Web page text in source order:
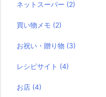
ネットスーパー (2)
買い物メモ (2)
お祝い・贈り物 (3)
レシピサイト (4)
お店 (4)